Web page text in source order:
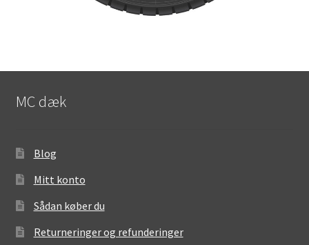
MC dæk
Blog
Mitt konto
Sådan køber du
Returneringer og refunderinger